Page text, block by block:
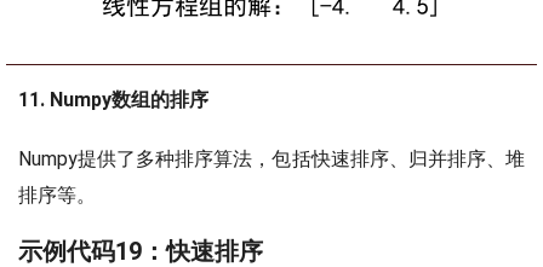
11. Numpy数组的排序
Numpy提供了多种排序算法，包括快速排序、归并排序、堆
排序等。
示例代码19：快速排序